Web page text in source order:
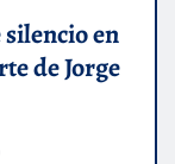
en
de Jorge